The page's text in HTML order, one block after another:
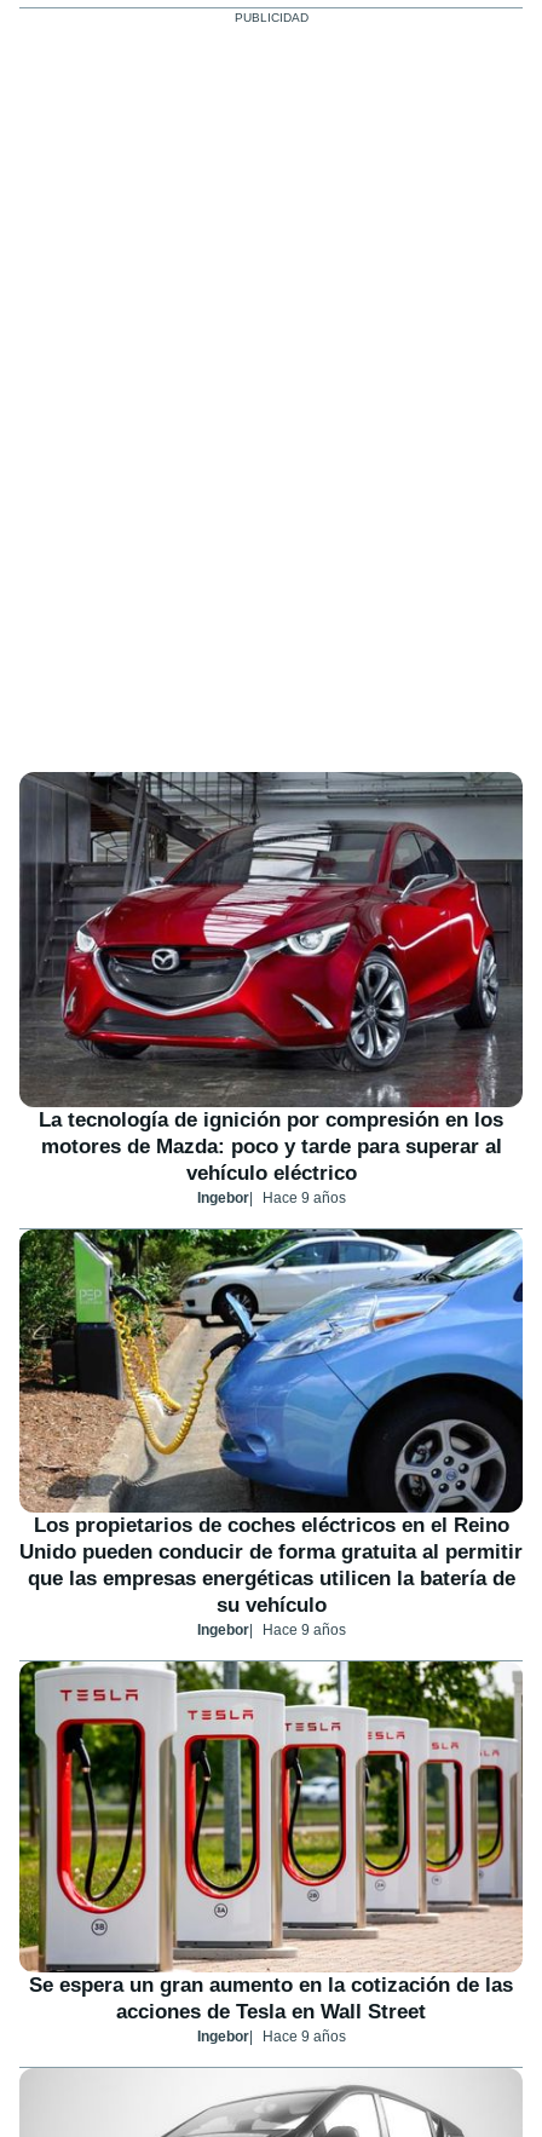
La tecnología de ignición por compresión en los
motores de Mazda: poco y tarde para superar al
vehículo eléctrico
Ingebor Hace 9 años
Los propietarios de coches eléctricos en el Reino
Unido pueden conducir de forma gratuita al permitir
que las empresas energéticas utilicen la batería de
su vehículo
Ingebor Hace 9 años
Se espera un gran aumento en la cotización de las
acciones de Tesla en Wall Street
Ingebor Hace 9 años